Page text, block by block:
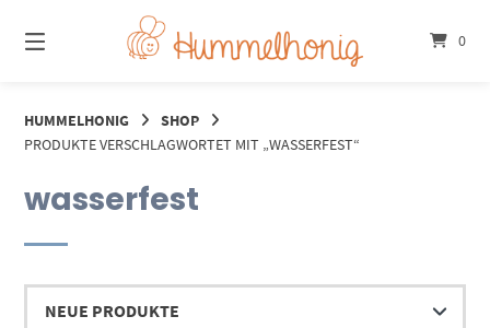
zum
Inhalt
0
HUMMELHONIG
SHOP
PRODUKTE VERSCHLAGWORTET MIT „WASSERFEST“
wasserfest